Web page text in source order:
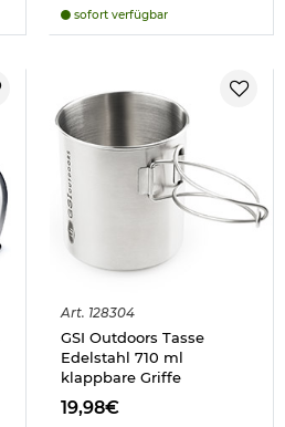
sofort verfügbar
Art. 128304
GSI Outdoors Tasse
Edelstahl 710 ml
klappbare Griffe
19,98€